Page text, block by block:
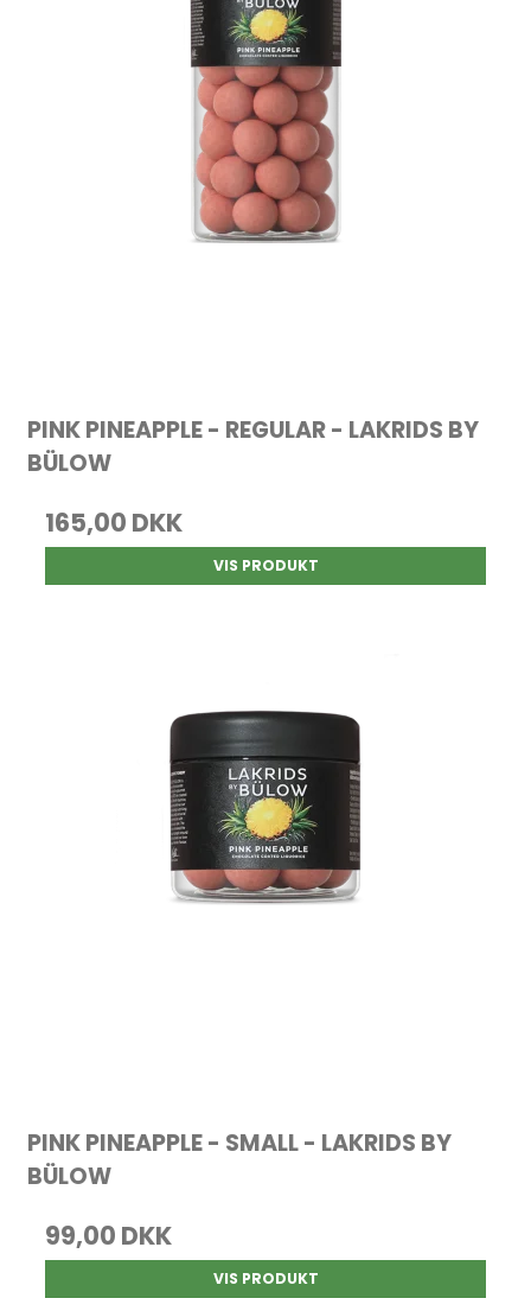
PINK PINEAPPLE - REGULAR - LAKRIDS BY
BÜLOW
165,00 DKK
VIS PRODUKT
PINK PINEAPPLE - SMALL - LAKRIDS BY
BÜLOW
99,00 DKK
VIS PRODUKT